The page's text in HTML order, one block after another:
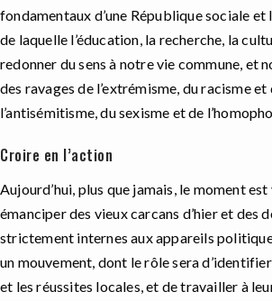
fondamentaux d’une République sociale et
de laquelle l’éducation, la recherche, la
redonner du sens à notre vie commune, et
des ravages de l’extrémisme, du racisme et
l’antisémitisme, du sexisme et de
Croire en l’action
Aujourd’hui, plus que jamais, le moment est
émanciper des vieux carcans d’hier et des
strictement internes aux appareils
un mouvement, dont le rôle sera
et les réussites locales, et de travailler à